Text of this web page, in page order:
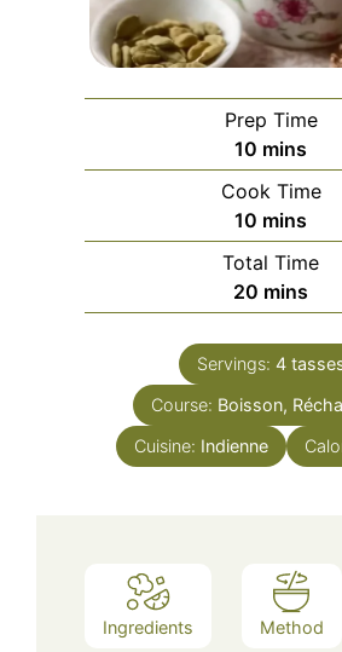
Prep Time
10 minutes
mins
Cook Time
10 minutes
mins
Total Time
20 minutes
mins
Servings: 4
Course: Boisson,
Cuisine: Indienne
Ingredients Method